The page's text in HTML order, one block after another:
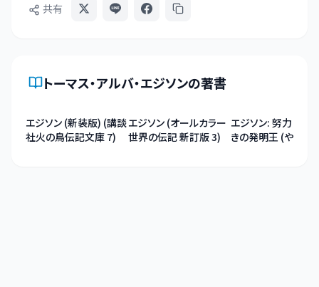
共有
トーマス・アルバ・エジソンの著書
エジソン (新装版) (講談
社火の鳥伝記文庫 7)
エジソン (オールカラー
世界の伝記 新訂版 3)
エジソン: 努力とひ
きの発明王 (やさし